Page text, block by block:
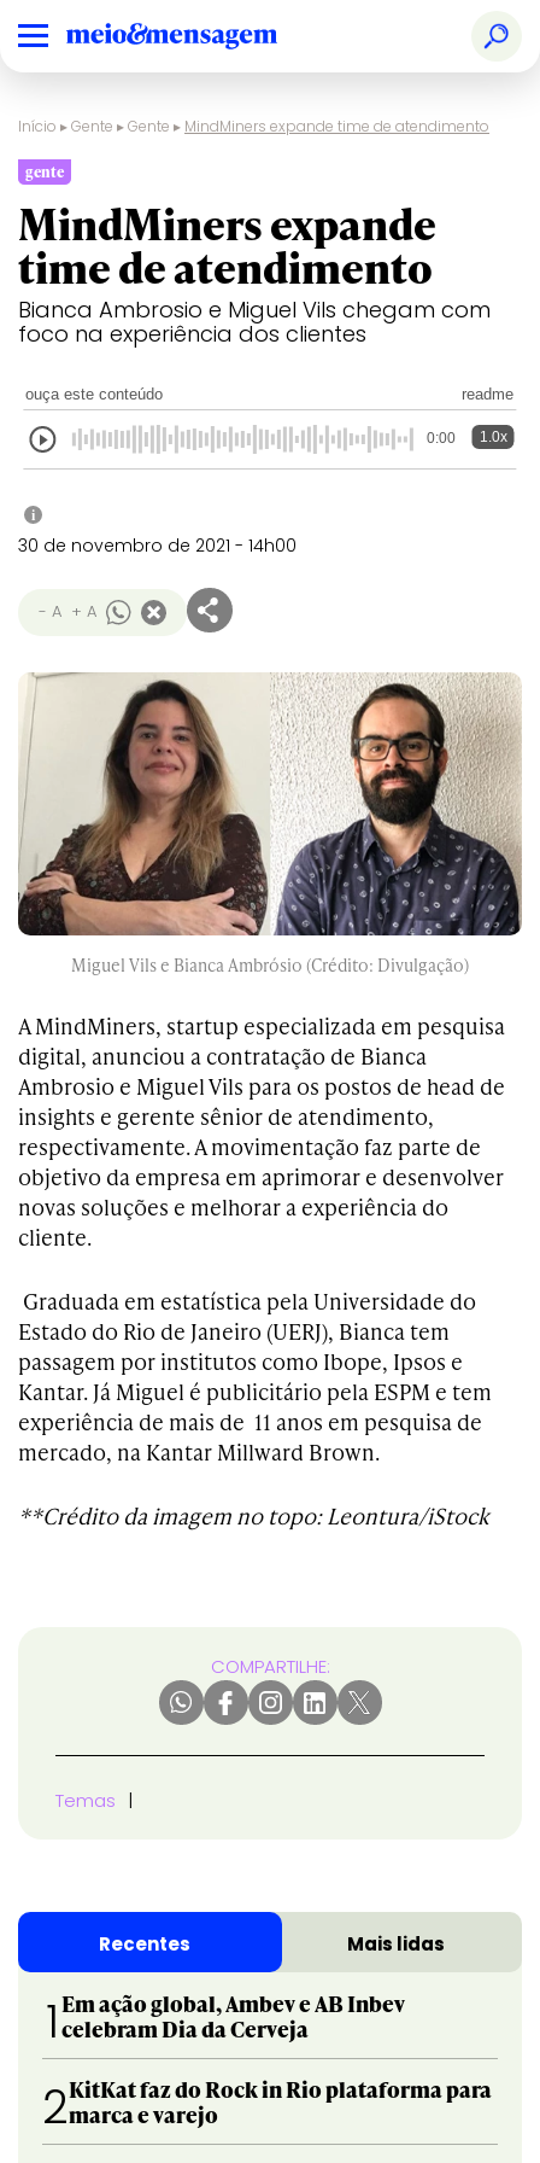
Início ▸Gente ▸Gente ▸ MindMiners expande time de atendimento
gente
MindMiners expande
time de atendimento
Bianca Ambrosio e Miguel Vils chegam com
foco na experiência dos clientes
ouça este conteúdo readme
0:00 1.0x
i
30 de novembro de 2021 - 14h00
- A + A
Miguel Vils e Bianca Ambrósio (Crédito: Divulgação)
A MindMiners, startup especializada em pesquisa
digital, anunciou a contratação de Bianca
Ambrosio e Miguel Vils para os postos de head de
insights e gerente sênior de atendimento,
respectivamente. A movimentação faz parte de
objetivo da empresa em aprimorar e desenvolver
novas soluções e melhorar a experiência do
cliente.
Graduada em estatística pela Universidade do
Estado do Rio de Janeiro (UERJ), Bianca tem
passagem por institutos como Ibope, Ipsos e
Kantar. Já Miguel é publicitário pela ESPM e tem
experiência de mais de 11 anos em pesquisa de
mercado, na Kantar Millward Brown.
**Crédito da imagem no topo: Leontura/iStock
COMPARTILHE:
Temas
Recentes Mais lidas
1 Em ação global, Ambev e AB Inbev
celebram Dia da Cerveja
2KitKat faz do Rock in Rio plataforma para
marca e varejo